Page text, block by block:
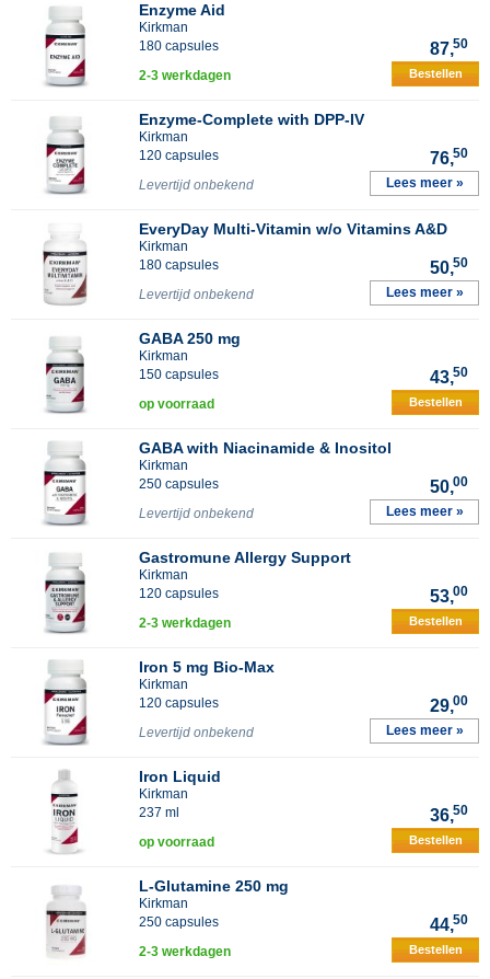
Enzyme Aid
Kirkman
180 capsules
87,50
2-3 werkdagen Bestellen
Enzyme-Complete with DPP-IV
Kirkman
120 capsules
76,50
Levertijd onbekend Lees meer »
EveryDay Multi-Vitamin w/o Vitamins A&D
Kirkman
180 capsules
50,50
Levertijd onbekend Lees meer »
GABA 250 mg
Kirkman
150 capsules
43,50
op voorraad Bestellen
GABA with Niacinamide & Inositol
Kirkman
250 capsules
50,00
Levertijd onbekend Lees meer »
Gastromune Allergy Support
Kirkman
120 capsules
53,00
2-3 werkdagen Bestellen
Iron 5 mg Bio-Max
Kirkman
120 capsules
29,00
Levertijd onbekend Lees meer »
Iron Liquid
Kirkman
237 ml
36,50
op voorraad Bestellen
L-Glutamine 250 mg
Kirkman
250 capsules
44,50
2-3 werkdagen Bestellen